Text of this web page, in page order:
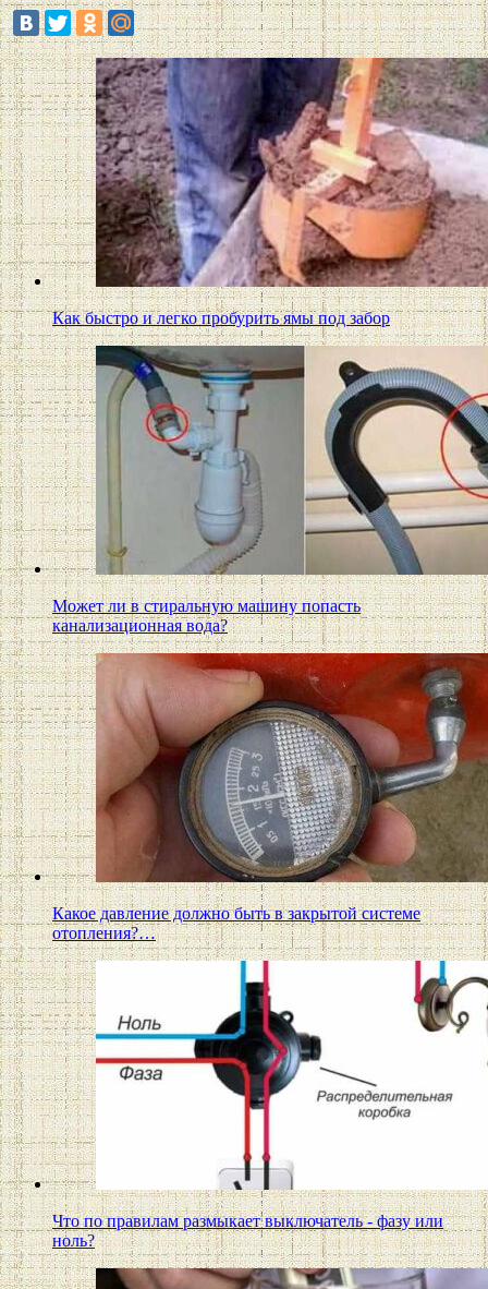
Как быстро и легко пробурить ямы под забор
Может ли в стиральную машину попасть
канализационная вода?
Какое давление должно быть в закрытой системе
отопления?…
Что по правилам размыкает выключатель - фазу или
ноль?